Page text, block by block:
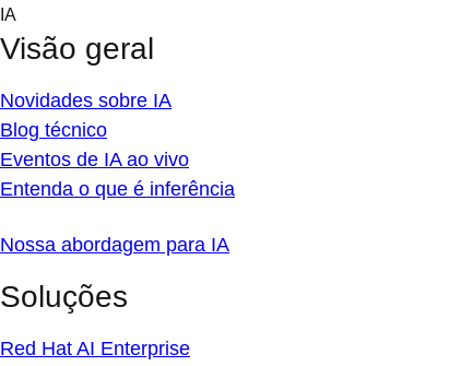
Skip
content
IA
Visão geral
Novidades sobre IA
Blog técnico
Eventos de IA ao vivo
Entenda o que é inferência
Nossa abordagem para IA
Soluções
Red Hat AI Enterprise